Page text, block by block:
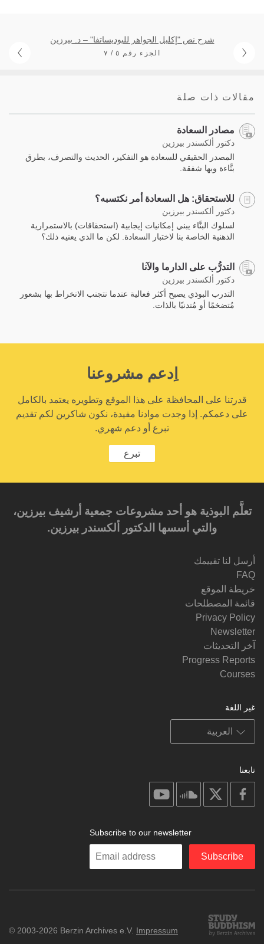
شرح نص "إكليل الجواهر للبوديساتفا" – د. بيرزين
الجزء رقم ٥ / ٧
مقالات ذات صلة
مصادر السعادة
دكتور ألكسندر بيرزين
المصدر الحقيقي للسعادة هو التفكير، الحديث والتصرف، بطرق
بنَّاءة وبها شفقة.
للاستحقاق: هل السعادة أمر نكتسبه؟
دكتور ألكسندر بيرزين
لسلوك البنَّاء يبني إمكانيات إيجابية (استحقاقات) باﻻستمرارية
الذهنية الخاصة بنا لاختبار السعادة. لكن ما الذي يعنيه ذلك؟
التدرُّب على الدارما والآنا
دكتور ألكسندر بيرزين
التدرب البوذي يصبح أكثر فعالية عندما نتجنب الانخراط بها بشعور
مُتضخمًا أو مُتدنيًا بالذات.
اِدعم مشروعنا
قدرتنا على المحافظة على هذا الموقع وتطويره يعتمد بالكامل
على دعمكم. إذا وجدت موادنا مفيدة، نكون شاكرين لكم تقديم
تبرع أو دعم شهري.
تبرع
تعلَّم البوذية هو أحد مشروعات جمعية أرشيف بيرزين،
والتي أسسها الدكتور ألكسندر بيرزين.‎‎
أرسل لنا تقييمك
FAQ
خريطة الموقع
قائمة المصطلحات
Privacy Policy
Newsletter
آخر التحديثات
Progress Reports
Courses
غير اللغة
تابعنا
facebook
soundcloud
Subscribe to our newsletter
Enter
Subscribe
Study
Buddhism
© 2003-2026 Berzin Archives e.V. Impressum